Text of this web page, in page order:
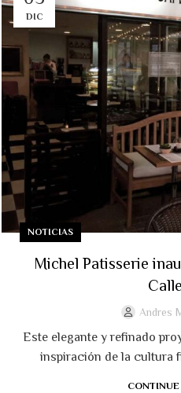
DIC
NOTICIAS
Michel Patisserie
Andres
Este elegante y refinado
inspiración de la cultura